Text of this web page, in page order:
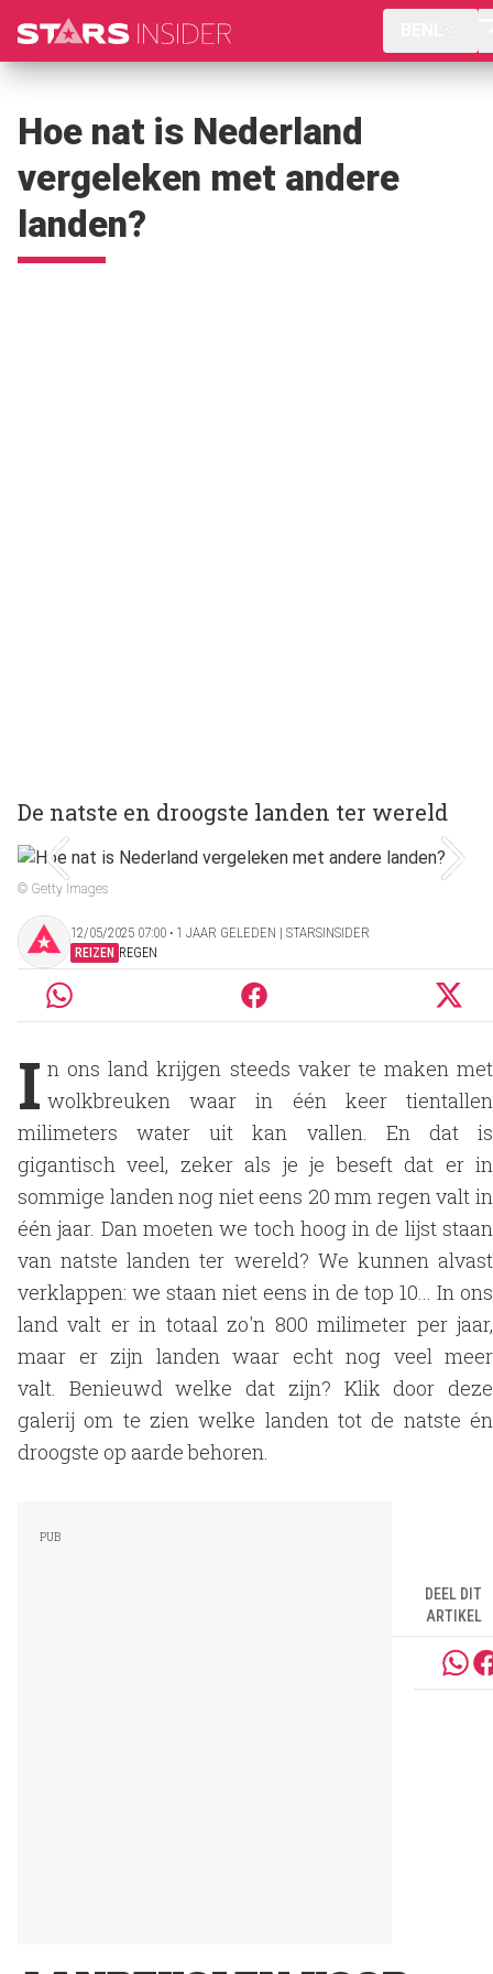
Hoe nat is Nederland
vergeleken met andere
landen?
De natste en droogste landen ter wereld
© Getty Images
12/05/2025 07:00 ‧ 1 JAAR GELEDEN | STARSINSIDER
REIZEN REGEN
I n ons land krijgen steeds vaker te maken met
wolkbreuken waar in één keer tientallen
milimeters water uit kan vallen. En dat is
gigantisch veel, zeker als je je beseft dat er in
sommige landen nog niet eens 20 mm regen valt in
één jaar. Dan moeten we toch hoog in de lijst staan
van natste landen ter wereld? We kunnen alvast
verklappen: we staan niet eens in de top 10... In ons
land valt er in totaal zo'n 800 milimeter per jaar,
maar er zijn landen waar echt nog veel meer
valt. Benieuwd welke dat zijn? Klik door deze
galerij om te zien welke landen tot de natste én
droogste op aarde behoren.
DEEL DIT
ARTIKEL